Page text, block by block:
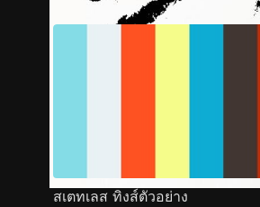
สเตทเลส ทิงส์ตัวอย่าง